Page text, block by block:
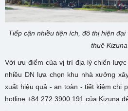
Tiếp cận nhiều tiện ích, đô thị hiện
thuê Kizuna
Với ưu điểm của vị trí địa lý chiến
nhiều DN lựa chọn khu nhà xưởng
xuất hiệu quả - an toàn - tiết kiệm chi
hotline +84 272 3900 191 của Kizuna